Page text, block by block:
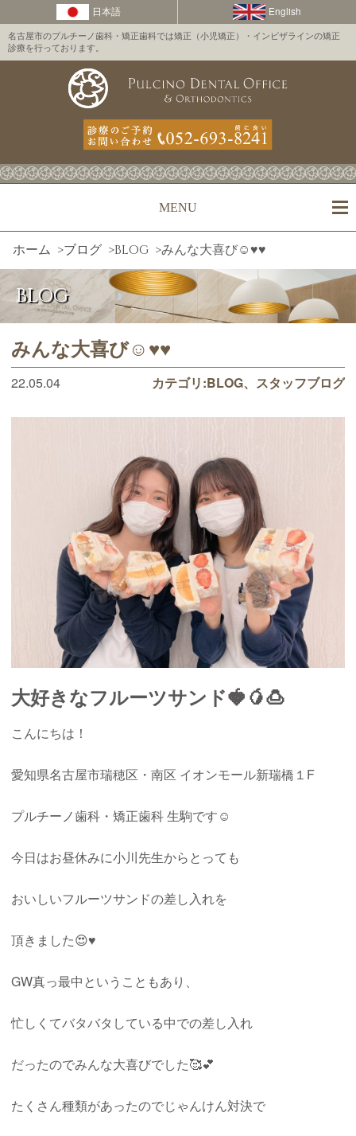
名古屋市のプルチーノ歯科・矯正歯科では矯正（小児矯正）・インビザラインの矯正
診療を行っております。
MENU
ホーム >ブログ >BLOG >みんな大喜び☺️♥️♥️
BLOG
みんな大喜び☺️♥️♥️
22.05.04 カテゴリ:BLOG スタッフブログ
大好きなフルーツサンド🍓🥭🍮
こんにちは！
愛知県名古屋市瑞穂区・南区 イオンモール新瑞橋１ F
プルチーノ歯科・矯正歯科生駒です☺︎
今日はお昼休みに小川先生からとっても
おいしいフルーツサンドの差し入れを
頂きました😍♥️
GW真っ最中ということもあり、
忙しくてバタバタしている中での差し入れ
だったのでみんな大喜びでした🥰💕
たくさん種類があったのでじゃんけん対決で